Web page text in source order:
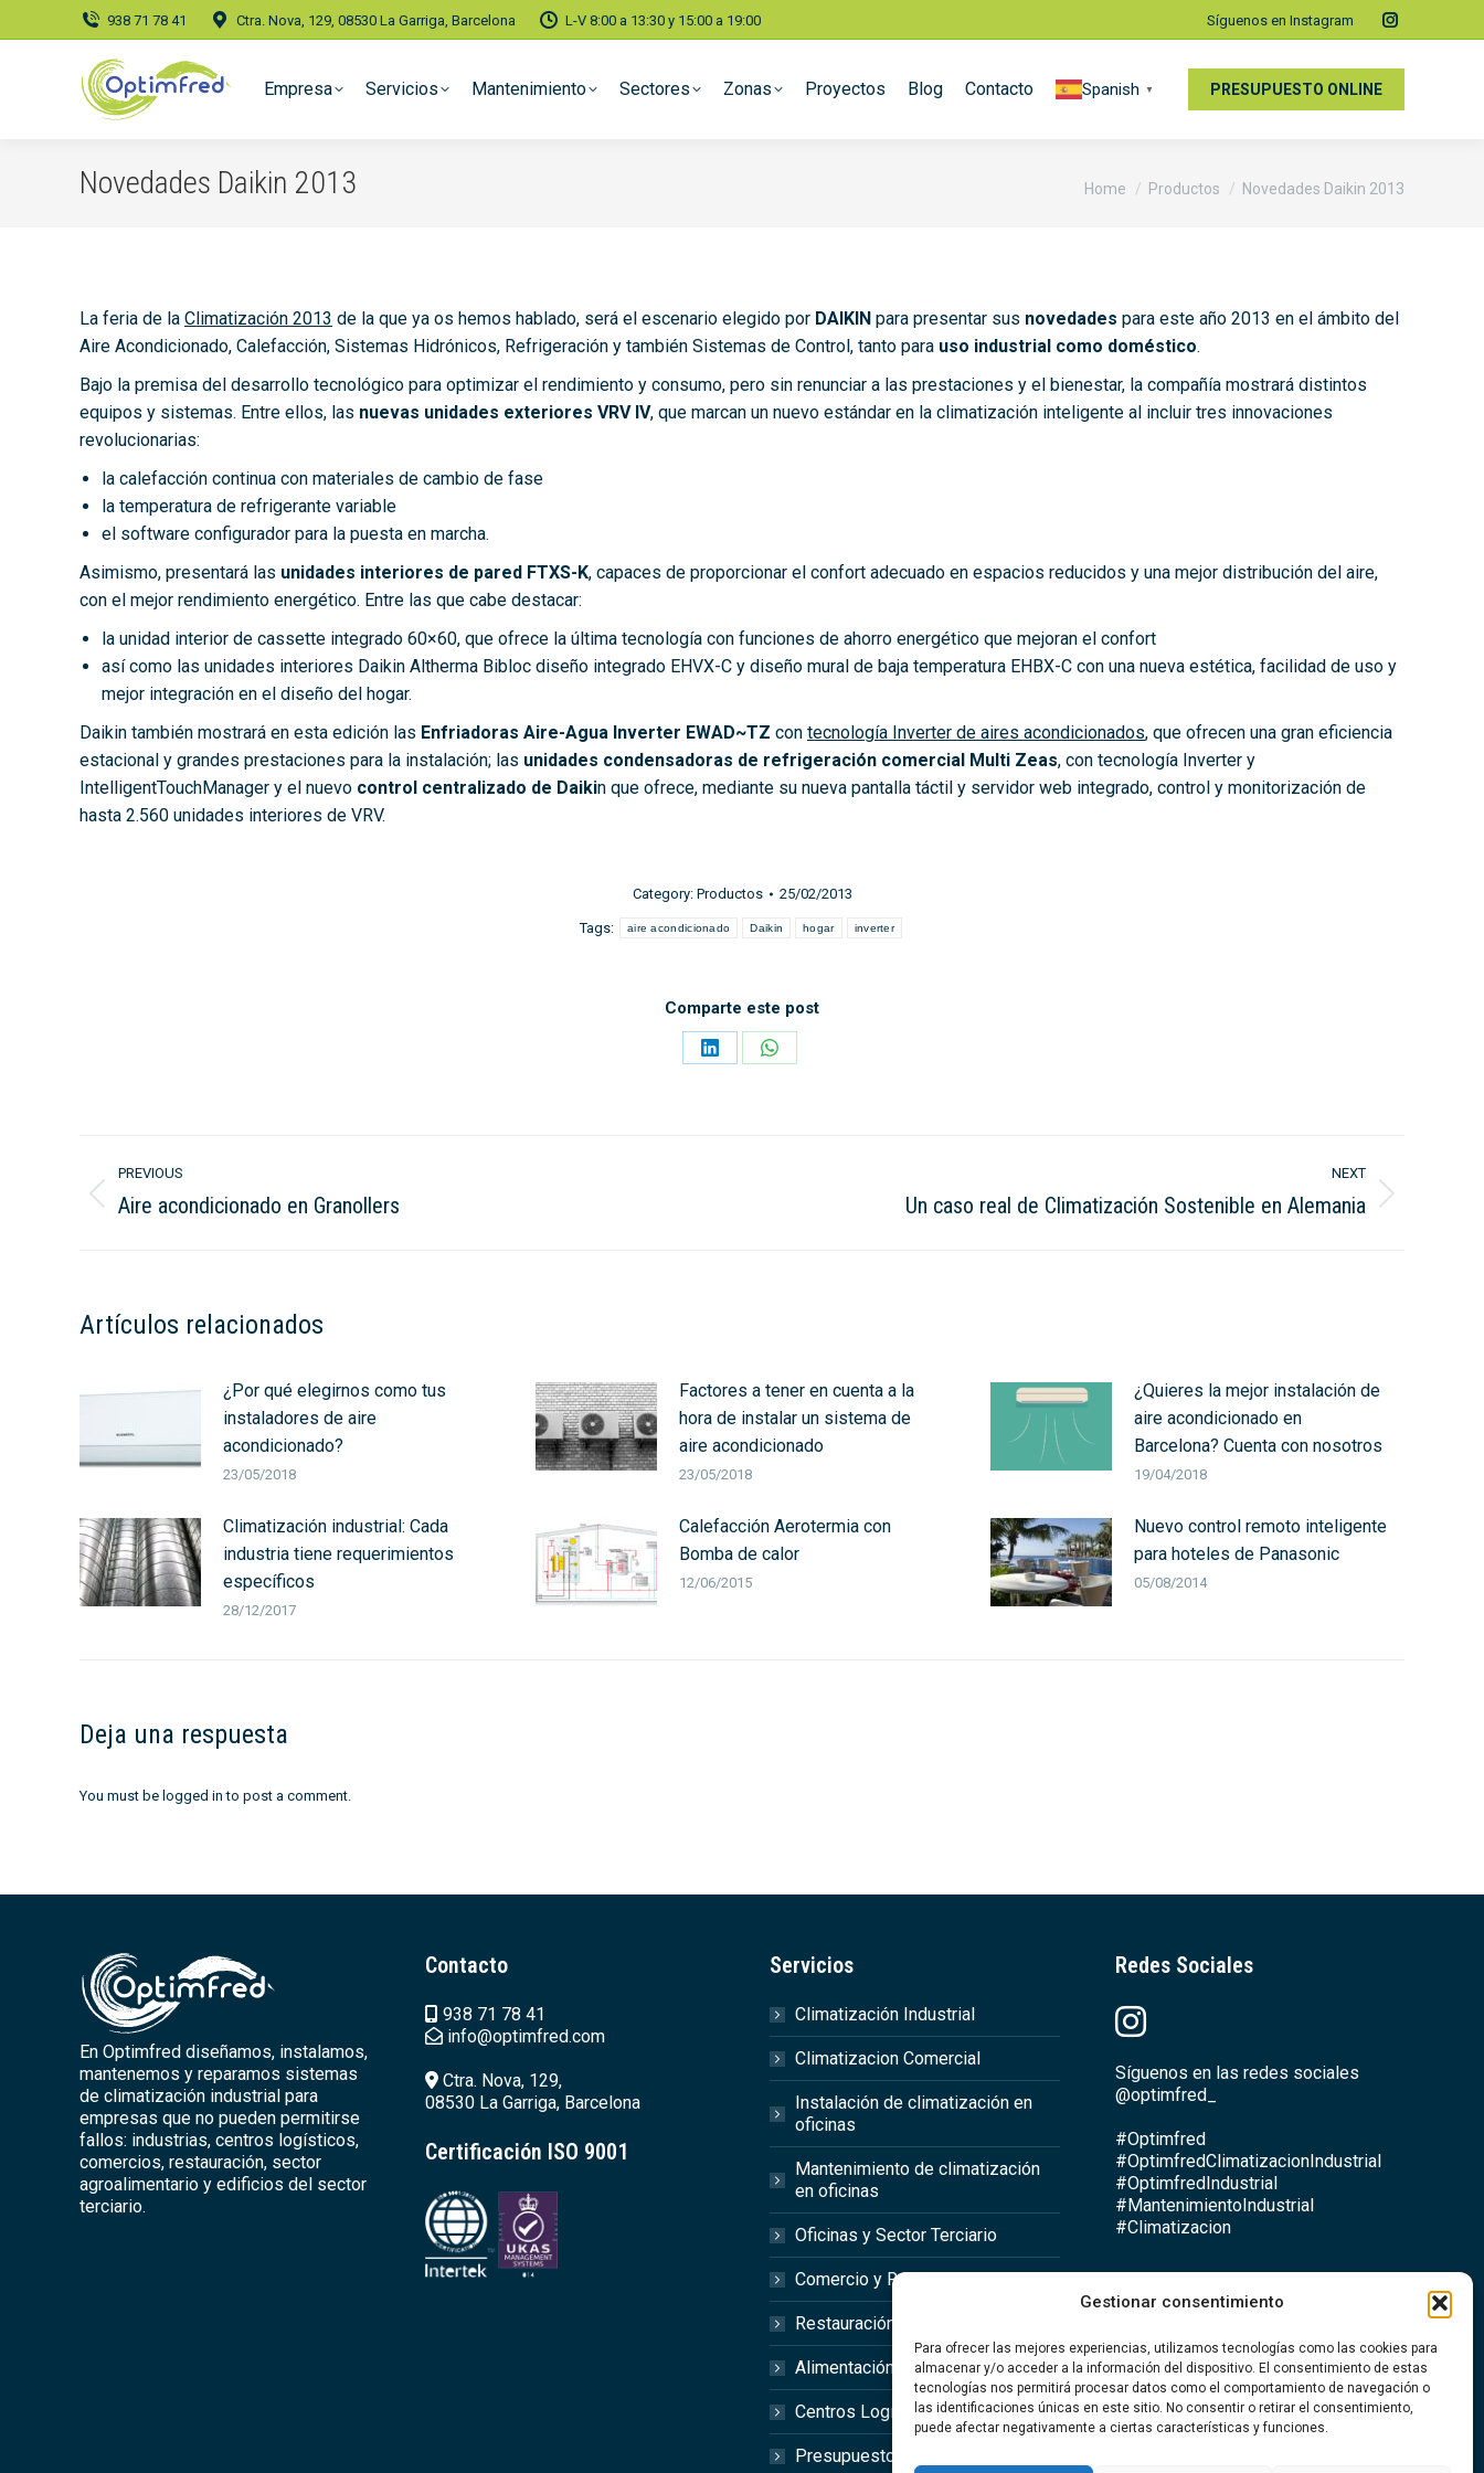
Gestionar consentimiento
Para ofrecer las mejores experiencias, utilizamos tecnologías como las cookies para
almacenar y/o acceder a la información del dispositivo. El consentimiento de estas
tecnologías nos permitirá procesar datos como el comportamiento de navegación o
las identificaciones únicas en este sitio. No consentir o retirar el consentimiento,
puede afectar negativamente a ciertas características y funciones.
938 71 78 41 Ctra. Nova, 129, 08530 La Garriga, Barcelona L-V 8:00 a 13:30 y 15:00 a 19:00 Síguenos en Instagram
Instagram
Empresa Servicios Mantenimiento Sectores Zonas Proyectos Blog Contacto Spanish ▼ PRESUPUESTO ONLINE
Novedades Daikin 2013 You are here:
Home Productos Novedades Daikin 2013
La feria de la Climatización 2013 de la que ya os hemos hablado, será el escenario elegido por DAIKIN para presentar sus novedades para este año 2013 en el ámbito del
Aire Acondicionado, Calefacción, Sistemas Hidrónicos, Refrigeración y también Sistemas de Control, tanto para uso industrial como doméstico.
Bajo la premisa del desarrollo tecnológico para optimizar el rendimiento y consumo, pero sin renunciar a las prestaciones y el bienestar, la compañía mostrará distintos
equipos y sistemas. Entre ellos, las nuevas unidades exteriores VRV IV, que marcan un nuevo estándar en la climatización inteligente al incluir tres innovaciones
revolucionarias:
la calefacción continua con materiales de cambio de fase
la temperatura de refrigerante variable
el software configurador para la puesta en marcha.
Asimismo, presentará las unidades interiores de pared FTXS-K, capaces de proporcionar el confort adecuado en espacios reducidos y una mejor distribución del aire,
con el mejor rendimiento energético. Entre las que cabe destacar:
la unidad interior de cassette integrado 60×60, que ofrece la última tecnología con funciones de ahorro energético que mejoran el confort
así como las unidades interiores Daikin Altherma Bibloc diseño integrado EHVX-C y diseño mural de baja temperatura EHBX-C con una nueva estética, facilidad de uso y
mejor integración en el diseño del hogar.
Daikin también mostrará en esta edición las Enfriadoras Aire-Agua Inverter EWAD~TZ con tecnología Inverter de aires acondicionados, que ofrecen una gran eficiencia
estacional y grandes prestaciones para la instalación; las unidades condensadoras de refrigeración comercial Multi Zeas, con tecnología Inverter y
IntelligentTouchManager y el nuevo control centralizado de Daikin que ofrece, mediante su nueva pantalla táctil y servidor web integrado, control y monitorización de
hasta 2.560 unidades interiores de VRV.
Category: Productos 25/02/2013
Tags: aire acondicionado Daikin hogar inverter
Comparte este post
Share
Share
navigation
PREVIOUS
Previous
Aire acondicionado en Granollers
NEXT
Un caso real de Climatización Sostenible en Alemania
Artículos relacionados
¿Por qué elegirnos como tus
instaladores de aire
acondicionado?
23/05/2018
Factores a tener en cuenta a la
hora de instalar un sistema de
aire acondicionado
23/05/2018
¿Quieres la mejor instalación de
aire acondicionado en
Barcelona? Cuenta con nosotros
19/04/2018
Climatización industrial: Cada
industria tiene requerimientos
específicos
28/12/2017
Calefacción Aerotermia con
Bomba de calor
12/06/2015
Nuevo control remoto inteligente
para hoteles de Panasonic
05/08/2014
Deja una respuesta
You must be logged in to post a comment.
En Optimfred diseñamos, instalamos,
mantenemos y reparamos sistemas
de climatización industrial para
empresas que no pueden permitirse
fallos: industrias, centros logísticos,
comercios, restauración, sector
agroalimentario y edificios del sector
terciario.
Contacto
938 71 78 41
info@optimfred.com
Ctra. Nova, 129,
08530 La Garriga, Barcelona
Certificación ISO 9001
Servicios
Climatización Industrial
Climatizacion Comercial
Instalación de climatización en
oficinas
Mantenimiento de climatización
en oficinas
Oficinas y Sector Terciario
Comercio y Retail
Restauración y Hostelería
Alimentación y Agroalimentario
Centros Logísticos
Presupuesto Online
Redes Sociales
Síguenos en las redes sociales
@optimfred_
#Optimfred
#OptimfredClimatizacionIndustrial
#OptimfredIndustrial
#MantenimientoIndustrial
#Climatizacion